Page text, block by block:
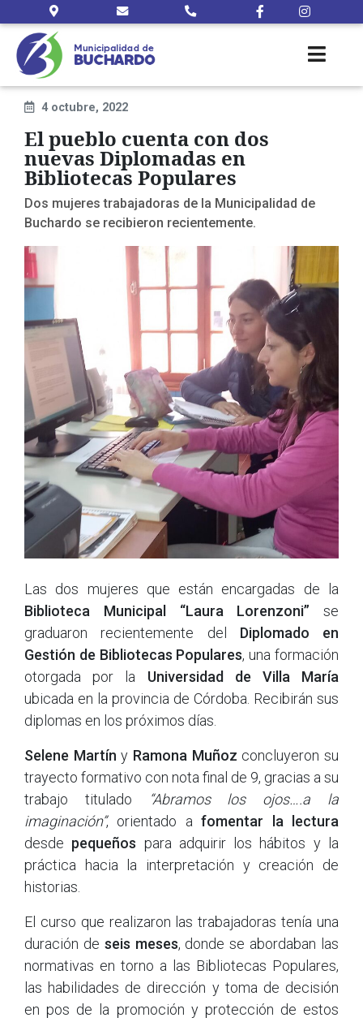
4 octubre, 2022
El pueblo cuenta con dos
nuevas Diplomadas en
Bibliotecas Populares
Dos mujeres trabajadoras de la Municipalidad de
Buchardo se recibieron recientemente.
Las dos mujeres que están encargadas de la
Biblioteca Municipal “Laura Lorenzoni” se
graduaron recientemente del Diplomado en
Gestión de Bibliotecas Populares, una formación
otorgada por la Universidad de Villa María
ubicada en la provincia de Córdoba. Recibirán sus
diplomas en los próximos días.
Selene Martín y Ramona Muñoz concluyeron su
trayecto formativo con nota final de 9, gracias a su
trabajo titulado
“Abramos los ojos….a la
imaginación”, orientado afomentar la lectura
desde pequeños para adquirir los hábitos y la
práctica hacia la interpretación y creación de
historias.
El curso que realizaron las trabajadoras tenía una
duración de seis meses, donde se abordaban las
normativas en torno a las Bibliotecas Populares,
las habilidades de dirección y toma de decisión
en pos de la promoción y protección de estos